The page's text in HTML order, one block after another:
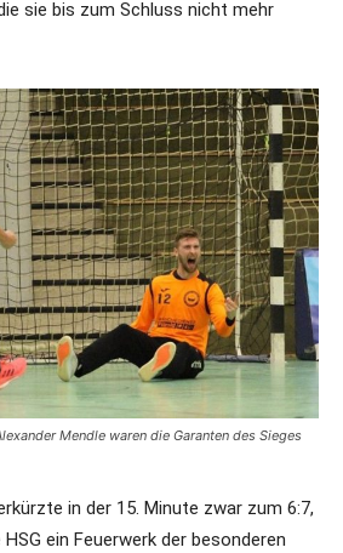
sie bis zum Schluss nicht mehr
Mendle waren die Garanten des Sieges
in der 15. Minute zwar zum 6:7,
ein Feuerwerk der besonderen